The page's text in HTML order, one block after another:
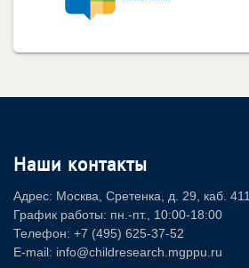
Наши контакты
Адрес: Москва, Сретенка, д. 29, каб. 411
График работы: пн.-пт., 10:00-18:00
Телефон: +7 (495) 625-37-52
E-mail: info@childresearch.mgppu.ru